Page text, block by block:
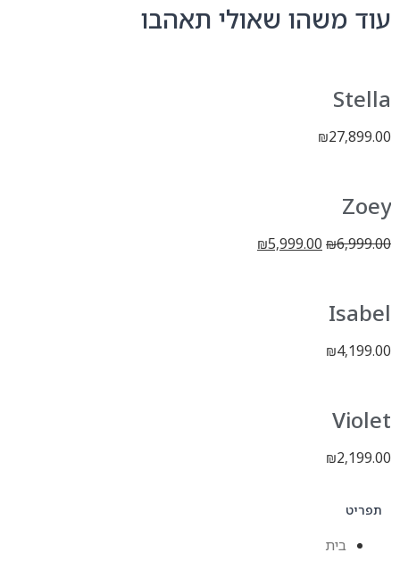
עוד משהו שאולי תאהבו
Stella
₪27,899.00
Zoey
₪6,999.00
₪5,999.00
Isabel
₪4,199.00
Violet
₪2,199.00
תפריט
בית